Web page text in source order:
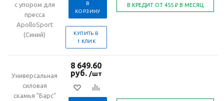
с упором для
пресса
ApolloSport
(Синий)
В
КОРЗИНУ
КУПИТЬ В
1 КЛИК
Универсальная
силовая
скамья "Барс"
8 649.60
руб. /шт